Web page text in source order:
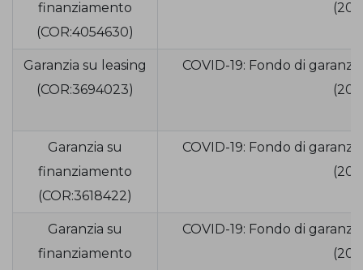
finanziamento
(COR:4054630)
Garanzia su leasing
(COR:3694023)
COVID-19: Fondo di
Garanzia su
finanziamento
(COR:3618422)
COVID-19: Fondo di
Garanzia su
finanziamento
COVID-19: Fondo di